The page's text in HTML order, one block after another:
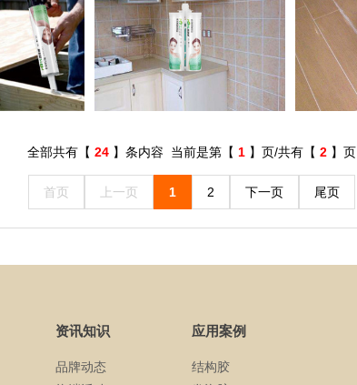
全部共有【 24 】条内容 当前是第【 1 】页/共有【 2 】页
首页 上一页 1 2 下一页 尾页
资讯知识
品牌动态
应用案例
结构胶